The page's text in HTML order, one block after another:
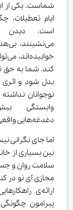
ایام تعطیلات،
نوجوانان
دغدغه‌هایی واقعی و قابل لمس برای شما هستند.
اما جای نگرانی
سلامت روان و
مجازی آی نو در
پیرامون